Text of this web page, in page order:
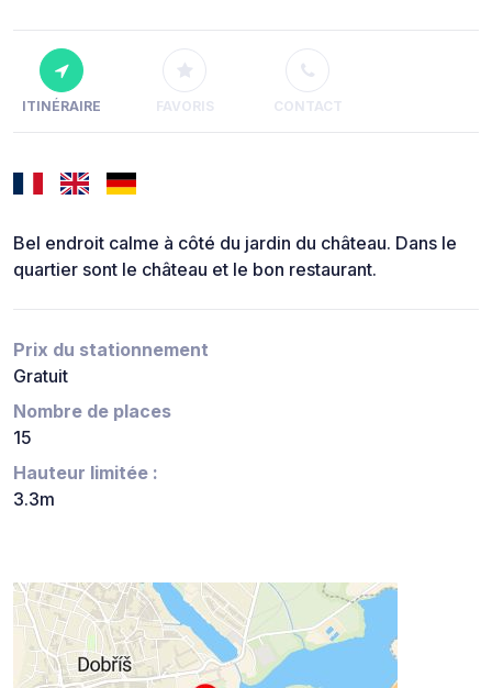
ITINÉRAIRE FAVORIS CONTACT
Bel endroit calme à côté du jardin du château. Dans le
quartier sont le château et le bon restaurant.
Prix du stationnement
Gratuit
Nombre de places
15
Hauteur limitée :
3.3m